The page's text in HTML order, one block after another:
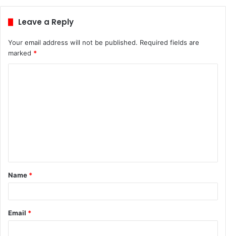
Leave a Reply
Your email address will not be published. Required fields are
marked *
t
*
Name *
Email *